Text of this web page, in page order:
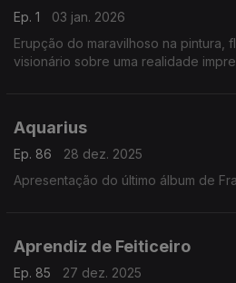
Ep. 1
03 jan. 2026
Erupção do maravilhoso na pintura,
visionário sobre uma realidade impregnada de mistério,
Aquarius
Ep. 86
28 dez. 2025
Apresentação do último álbum de
Aprendiz de Feiticeiro
Ep. 85
27 dez. 2025